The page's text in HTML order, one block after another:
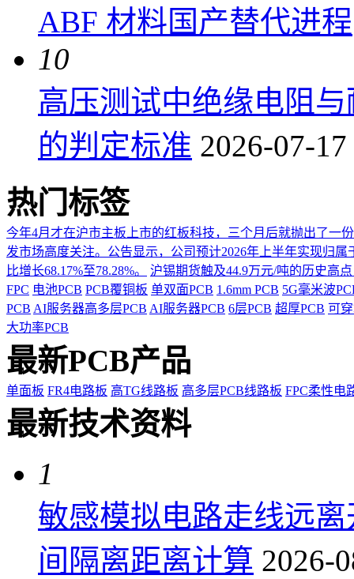
ABF 材料国产替代进程
10
高压测试中绝缘电阻
的判定标准 2026-07-17
热门标签
今年4月才在沪市主板上市的红板科技，三个月后就抛出了一
发市场高度关注。公告显示，公司预计2026年上半年实现归
比增长68.17%至78.28%。
沪锡期货触及44.9万元/吨的历史高
FPC 电池PCB PCB覆铜板 单双面PCB 1.6mm PCB 5G毫米波
PCB AI服务器高多层PCB AI服务器PCB 6层PCB 超厚PCB 可
大功率PCB
最新PCB产品
单面板 FR4电路板 高TG线路板 高多层PCB线路板 FPC柔性电
最新技术资料
1
敏感模拟电路走线远
间隔离距离计算 2026-